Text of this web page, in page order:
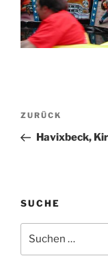
Vorheriger
Beitrag
ZURÜCK
Havixbeck,
SUCHE
nach: